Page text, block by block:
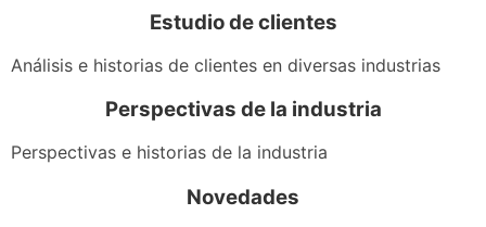
Estudio de clientes
Análisis e historias de clientes en diversas industrias
Perspectivas de la industria
Perspectivas e historias de la industria
Novedades